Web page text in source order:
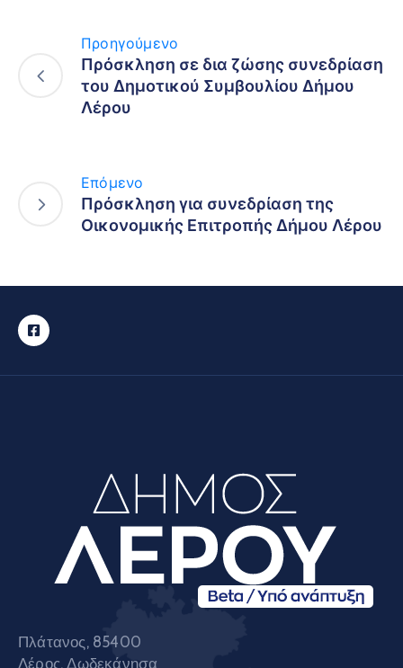
Προηγούμενο
Πρόσκληση σε δια ζώσης συνεδρίαση
του Δημοτικού Συμβουλίου Δήμου
Λέρου
Επόμενο
Πρόσκληση για συνεδρίαση της
Οικονομικής Επιτροπής Δήμου Λέρου
Πλάτανος, 85400
Λέρος, Δωδεκάνησα